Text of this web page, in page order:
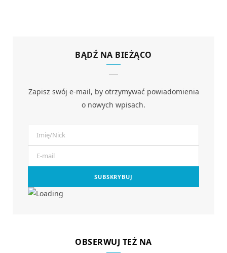
BĄDŹ NA BIEŻĄCO
Zapisz swój e-mail, by otrzymywać powiadomienia
o nowych wpisach.
OBSERWUJ TEŻ NA